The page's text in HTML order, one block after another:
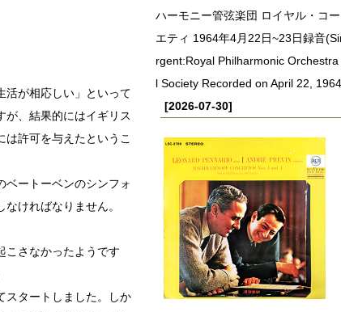
活が相応しい」といって
が、結果的にはイギリス
許可を与えたというこ
ベートーベンのシンフォ
ければなりません。
こさなかったようです
スタートしました。しか
ハーモニー管弦楽団 ロイヤル・コ
エティ 1964年4月22日~23日録音
rgent:Royal Philharmonic
l Society Recorded on April 22,
[2026-07-30]